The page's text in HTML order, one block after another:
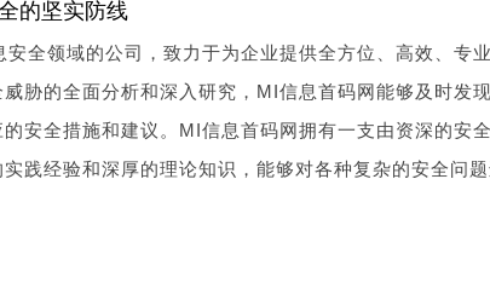
的坚实防线
全领域的公司，致力于为企业提供全方位、高效、专
胁的全面分析和深入研究，MI信息首码网能够及时发
安全措施和建议。MI信息首码网拥有一支由资深的安
践经验和深厚的理论知识，能够对各种复杂的安全问